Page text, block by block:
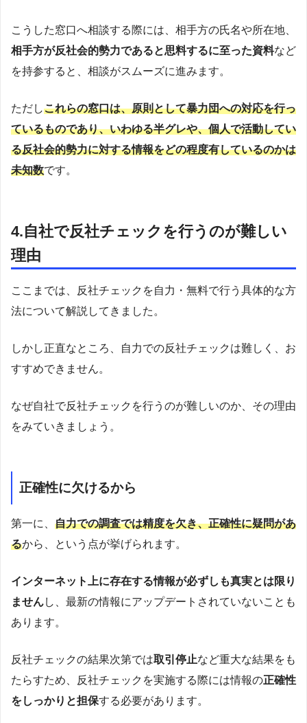
こうした窓口へ相談する際には、相手方の氏名や所在地、
相手方が反社会的勢力であると思料するに至った資料など
を持参すると、相談がスムーズに進みます。
ただしこれらの窓口は、原則として暴力団への対応を行っ
ているものであり、いわゆる半グレや、個人で活動してい
る反社会的勢力に対する情報をどの程度有しているのかは
未知数です。
4.自社で反社チェックを行うのが難しい
理由
ここまでは、反社チェックを自力・無料で行う具体的な方
法について解説してきました。
しかし正直なところ、自力での反社チェックは難しく、お
すすめできません。
なぜ自社で反社チェックを行うのが難しいのか、その理由
をみていきましょう。
正確性に欠けるから
第一に、 自力での調査では精度を欠き、正確性に疑問があ
るから、という点が挙げられます。
インターネット上に存在する情報が必ずしも真実とは限り
ませんし、最新の情報にアップデートされていないことも
あります。
反社チェックの結果次第では取引停止など重大な結果をも
たらすため、反社チェックを実施する際には情報の正確性
をしっかりと担保する必要があります。